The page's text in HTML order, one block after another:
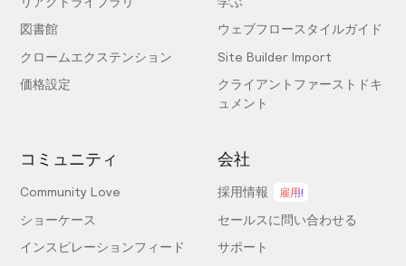
図書館
クロームエクステンション
価格設定
ウェブフロースタイルガイド
Site Builder Import
クライアントファーストドキ
ュメント
コミュニティ
Community Love
ショーケース
インスピレーションフィード
会社
採用情報 雇用!
セールスに問い合わせる
サポート